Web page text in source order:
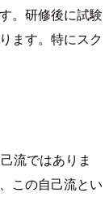
。研修後に試験
ます。特にスク
流ではありま
この自己流とい